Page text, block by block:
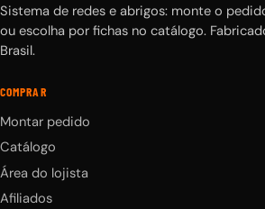
Sistema de redes e abrigos: monte o
ou escolha por fichas no catálogo.
Brasil.
COMPRAR
Montar pedido
Catálogo
Área do lojista
Afiliados